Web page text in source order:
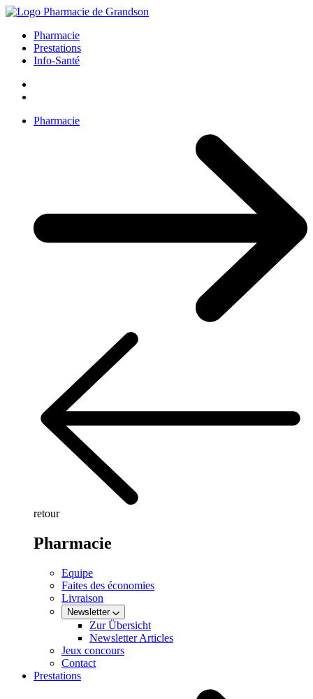
Pharmacie
Prestations
Info-Santé
Pharmacie
retour
Pharmacie
Equipe
Faites des économies
Livraison
Newsletter
Zur Übersicht
Newsletter Articles
Jeux concours
Contact
Prestations